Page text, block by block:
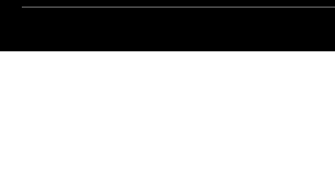
Esportes